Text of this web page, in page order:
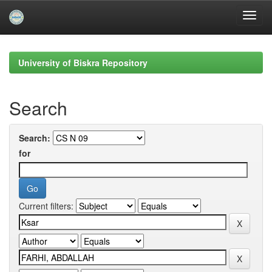
navigationUniversity of Biskra Repository
Search
Search:
for
Current filters: